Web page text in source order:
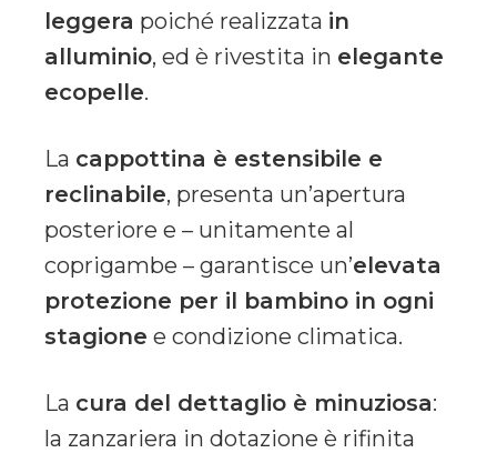
leggera poiché realizzata in
alluminio, ed è rivestita in elegante
ecopelle.
La cappottina è estensibile e
reclinabile, presenta un’apertura
posteriore e – unitamente al
coprigambe – garantisce un’elevata
protezione per il bambino in ogni
stagione e condizione climatica.
La cura del dettaglio è minuziosa:
la zanzariera in dotazione è rifinita